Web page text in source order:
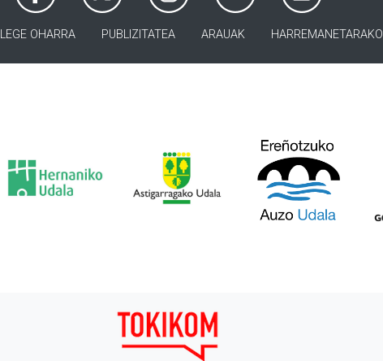
LEGE OHARRA PUBLIZITATEA ARAUAK HARREMANETARAKO